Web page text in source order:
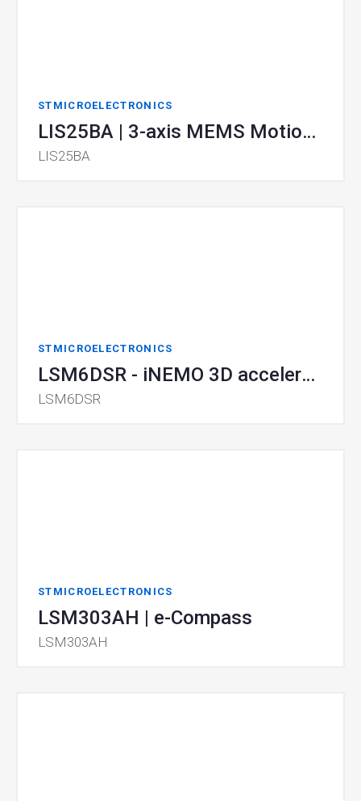
STMICROELECTRONICS
LIS25BA | 3-axis MEMS Motion Sensor
LIS25BA
STMICROELECTRONICS
LSM6DSR - iNEMO 3D accelerometer and 3D gyroscope
LSM6DSR
STMICROELECTRONICS
LSM303AH | e-Compass
LSM303AH